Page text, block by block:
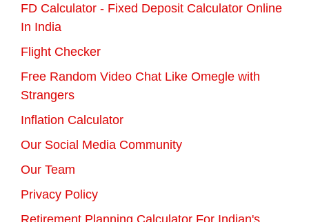
FD Calculator - Fixed Deposit Calculator Online
In India
Flight Checker
Free Random Video Chat Like Omegle with
Strangers
Inflation Calculator
Our Social Media Community
Our Team
Privacy Policy
Retirement Planning Calculator For Indian's